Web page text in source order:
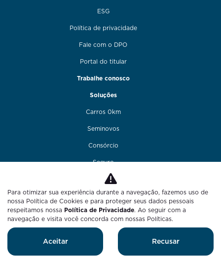
ESG
Política de privacidade
Fale com o DPO
Portal do titular
Trabalhe conosco
Soluções
Carros 0km
Seminovos
Consórcio
Seguro
Financiamento
Funilaria e pintura
Fale conosco
Blog
Desenvolvido pela DEALERSPACE ® Direitos Reservados.
Para otimizar sua experiência durante a navegação, fazemos uso de
nossa Política de Cookies e para proteger seus dados pessoais
respeitamos nossa Política de Privacidade. Ao seguir com a
navegação e visita você concorda com nossas Políticas.
Aceitar Recusar